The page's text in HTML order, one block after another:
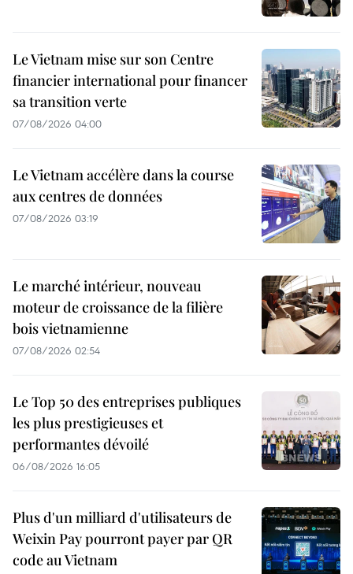
Le Vietnam mise sur son Centre
financier international pour financer
sa transition verte
07/08/2026 04:00
Le Vietnam accélère dans la course
aux centres de données
07/08/2026 03:19
Le marché intérieur, nouveau
moteur de croissance de la filière
bois vietnamienne
07/08/2026 02:54
Le Top 50 des entreprises publiques
les plus prestigieuses et
performantes dévoilé
06/08/2026 16:05
Plus d'un milliard d'utilisateurs de
Weixin Pay pourront payer par QR
code au Vietnam